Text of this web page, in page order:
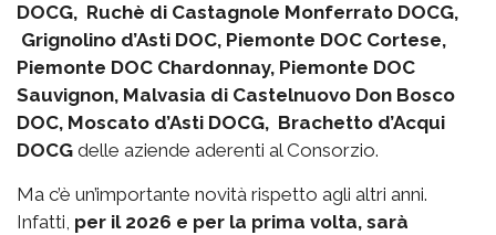
DOCG, Ruchè di Castagnole Monferrato DOCG,
Grignolino d’Asti DOC, Piemonte DOC Cortese,
Piemonte DOC Chardonnay, Piemonte DOC
Sauvignon, Malvasia di Castelnuovo Don Bosco
DOC, Moscato d’Asti DOCG, Brachetto d’Acqui
DOCG delle aziende aderenti al Consorzio.
Ma c’è un’importante novità rispetto agli altri anni.
Infatti, per il 2026 e per la prima volta, sarà